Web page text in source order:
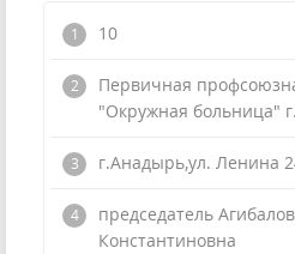
10
Первичная
"Окружная больница"
г.Анадырь,ул. Ленина
председатель
Константиновна